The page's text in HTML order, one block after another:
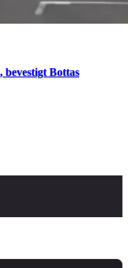
Bottas